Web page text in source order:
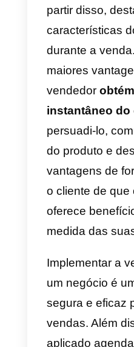
serviço é
interação
consumidor
é persuadir
sua
em
e
A venda
isso, é